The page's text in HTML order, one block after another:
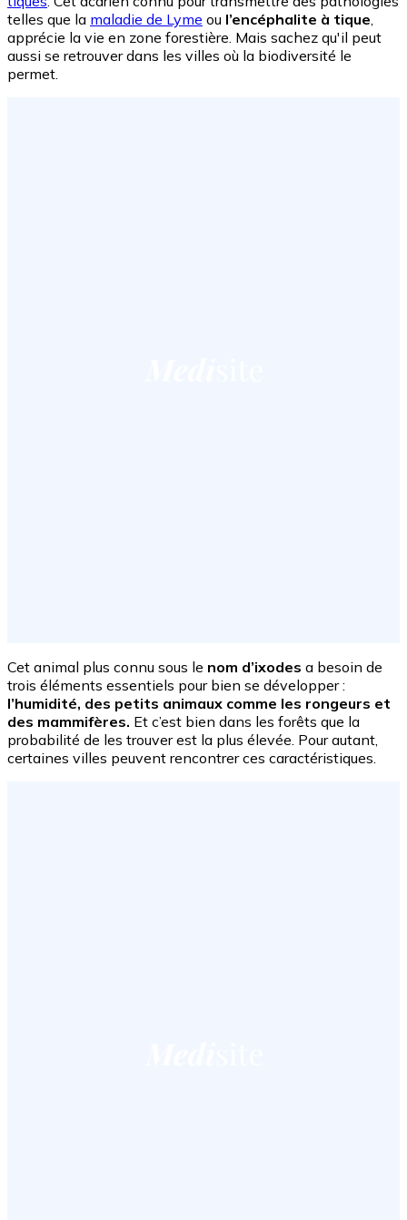
telles que la maladie de Lyme ou l’encéphalite à tique,
apprécie la vie en zone forestière. Mais sachez qu'il peut
aussi se retrouver dans les villes où la biodiversité le
permet.
Cet animal plus connu sous le nom d’ixodes a besoin de
trois éléments essentiels pour bien se développer :
l’humidité, des petits animaux comme les rongeurs et
des mammifères. Et c’est bien dans les forêts que la
probabilité de les trouver est la plus élevée. Pour autant,
certaines villes peuvent rencontrer ces caractéristiques.